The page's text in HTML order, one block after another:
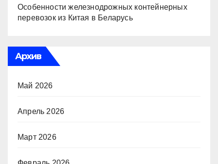
Особенности железнодрожных контейнерных
перевозок из Китая в Беларусь
Архив
Май 2026
Апрель 2026
Март 2026